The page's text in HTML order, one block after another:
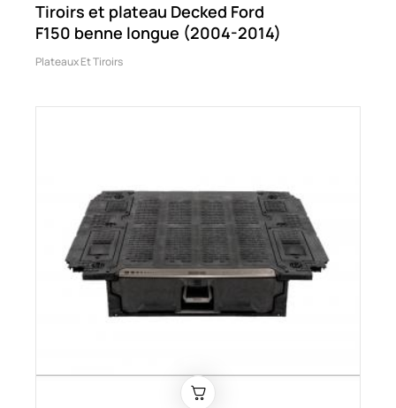
Tiroirs et plateau Decked Ford
F150 benne longue (2004-2014)
Plateaux Et Tiroirs